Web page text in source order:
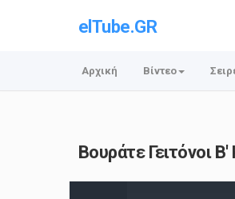
elTube.GR
Αρχική Βίντεο
Βουράτε Γειτόνοι